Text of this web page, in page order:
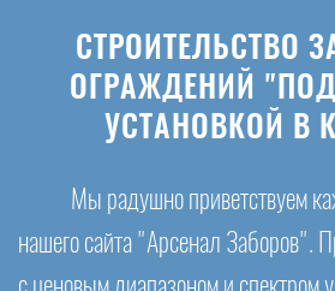
СТРОИТЕЛЬСТВО
ОГРАЖДЕНИЙ
УСТАНОВКОЙ В
Мы радушно приветствуем
нашего сайта "Арсенал Заборов".